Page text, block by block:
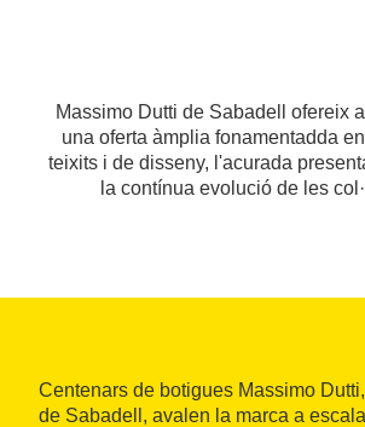
Massimo Dutti de Sabadell ofereix
una oferta àmplia fonamentadda
teixits i de disseny, l'acurada
la contínua evolució de les
Centenars de botigues Massimo
de Sabadell, avalen la marca a